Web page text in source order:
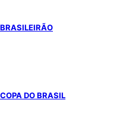
BRASILEIRÃO
COPA DO BRASIL